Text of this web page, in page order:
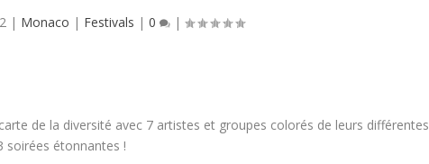
| Monaco | Festivals | 0 |
de la diversité avec 7 artistes et groupes colorés de leurs différentes
soirées étonnantes !